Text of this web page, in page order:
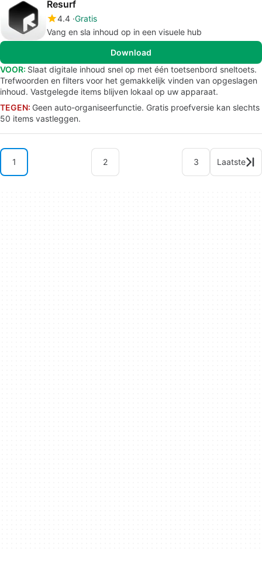
Resurf
4.4 Gratis
Vang en sla inhoud op in een visuele hub
Download
VOOR: Slaat digitale inhoud snel op met één toetsenbord sneltoets.
Trefwoorden en filters voor het gemakkelijk vinden van opgeslagen
inhoud. Vastgelegde items blijven lokaal op uw apparaat.
TEGEN: Geen auto-organiseerfunctie. Gratis proefversie kan slechts
50 items vastleggen.
1 2 3 Laatste